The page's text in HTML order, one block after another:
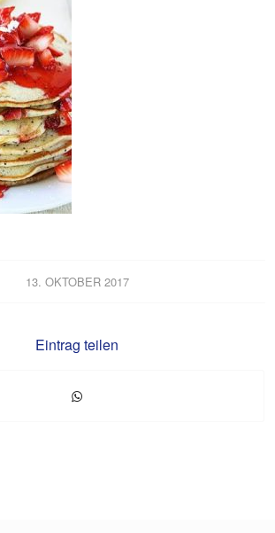
13. OKTOBER 2017
Eintrag teilen